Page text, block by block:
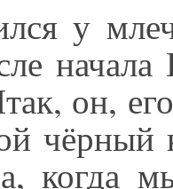
у
он,
чёрный
когда